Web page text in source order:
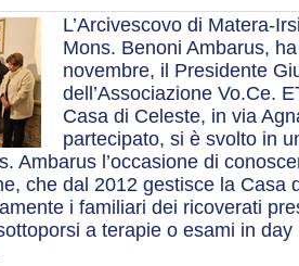
L’Arcivescovo di Matera-
Mons. Benoni Ambarus,
novembre, il Presidente
dell’Associazione Vo.Ce.
Casa di Celeste, in via
partecipato, si è svolto in
Ambarus l’occasione di
che dal 2012 gestisce la Casa
i familiari dei ricoverati
a terapie o esami in day